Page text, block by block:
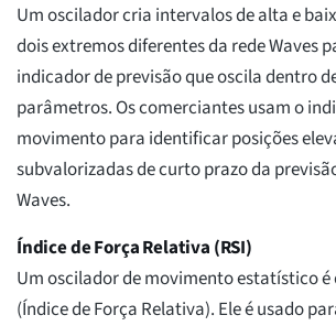
Um oscilador cria intervalos de alta e
dois extremos diferentes da rede Waves
indicador de previsão que oscila dentro
parâmetros. Os comerciantes usam o
movimento para identificar posições
subvalorizadas de curto prazo da
Waves.
Índice de Força Relativa (RSI)
Um oscilador de movimento estatístico é
(Índice de Força Relativa). Ele é usado